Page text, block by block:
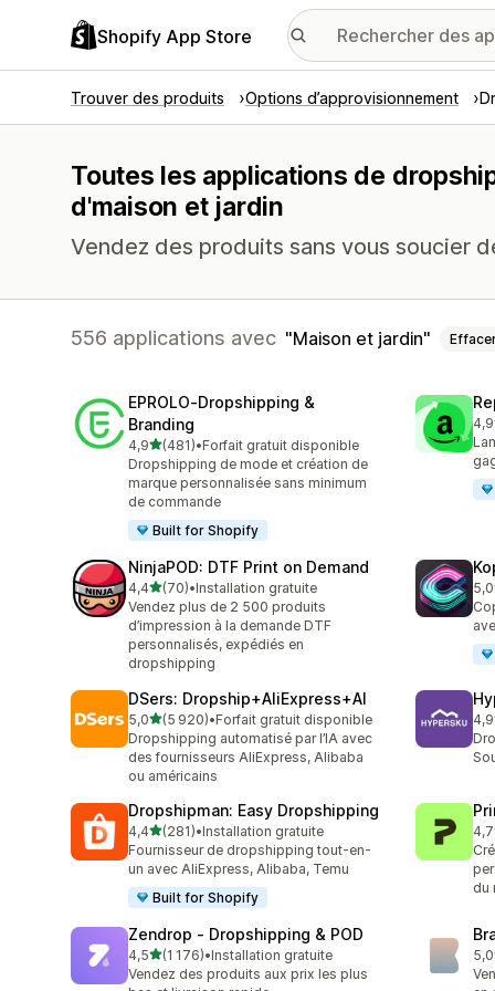
Shopify App Store
Trouver des produits Options d’approvisionnement
Toutes les applications de
d'maison et jardin
Vendez des produits sans vous soucier
556 applications avec Maison et jardin
EPROLO‑Dropshipping &
Branding
4,9étoile(s) sur 5
(481)
481 avis au total
•Forfait gratuit disponible
Dropshipping de mode et création de
marque personnalisée sans minimum
de commande
Built for Shopify
4,9
NinjaPOD: DTF Print on Demand
4,4étoile(s) sur 5
(70)
70 avis au total
•Installation gratuite
Vendez plus de 2 500 produits
d’impression à la demande DTF
personnalisés, expédiés en
dropshipping
5,0
38
DSers: Dropship+AliExpress+AI
5,0étoile(s) sur 5
(5 920)
5920 avis au total
•Forfait gratuit disponible
Dropshipping automatisé par l’IA avec
des fournisseurs AliExpress, Alibaba
ou américains
4,9
Dropshipman: Easy Dropshipping
4,4étoile(s) sur 5
(281)
281 avis au total
•Installation gratuite
Fournisseur de dropshipping tout-en-
un avec AliExpress, Alibaba, Temu
Built for Shopify
4,7
du
Zendrop ‑ Dropshipping & POD
4,5étoile(s) sur 5
(1 176)
1176 avis au total
•Installation gratuite
Vendez des produits aux prix les plus
5,0
44